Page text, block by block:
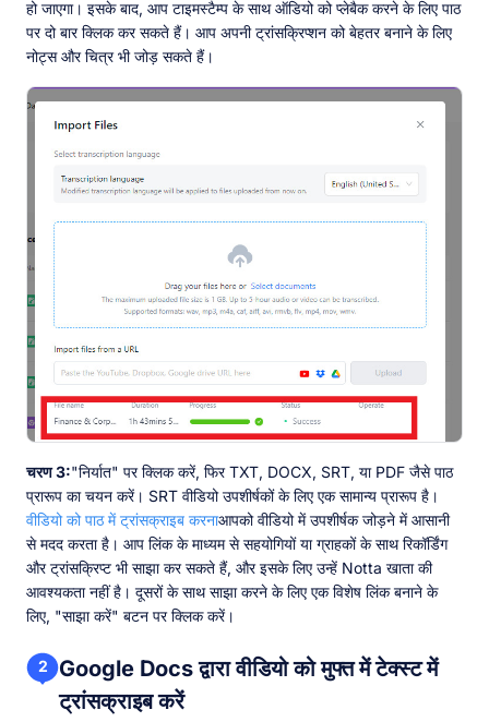
हो जाएगा। इसके बाद, आप टाइमस्टैम्प के साथ ऑडियो को प्लेबैक करने के लिए पाठ
पर दो बार क्लिक कर सकते हैं। आप अपनी ट्रांसक्रिप्शन को बेहतर बनाने के लिए
नोट्स और चित्र भी जोड़ सकते हैं।
चरण 3:"निर्यात" पर क्लिक करें, फिर TXT, DOCX, SRT, या PDF जैसे पाठ
प्रारूप का चयन करें। SRT वीडियो उपशीर्षकों के लिए एक सामान्य प्रारूप है।
वीडियो को पाठ में ट्रांसक्राइब करनाआपको वीडियो में उपशीर्षक जोड़ने में आसानी
से मदद करता है। आप लिंक के माध्यम से सहयोगियों या ग्राहकों के साथ रिकॉर्डिंग
और ट्रांसक्रिप्ट भी साझा कर सकते हैं, और इसके लिए उन्हें Notta खाता की
आवश्यकता नहीं है। दूसरों के साथ साझा करने के लिए एक विशेष लिंक बनाने के
लिए, "साझा करें" बटन पर क्लिक करें।
2
Google Docs द्वारा वीडियो को मुफ्त में टेक्स्ट में
ट्रांसक्राइब करें